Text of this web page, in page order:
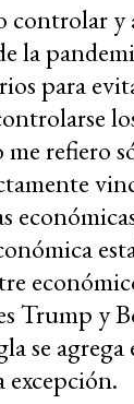
controlar
la
para
refiero
Trump y
se
excepción.